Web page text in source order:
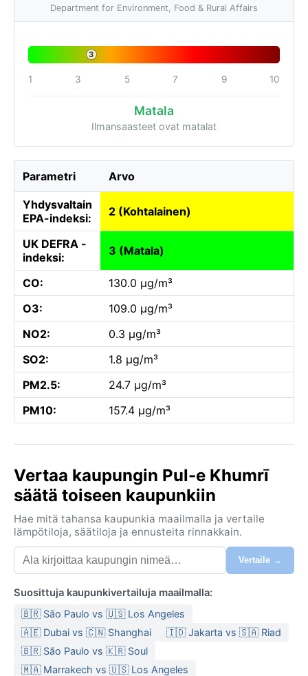
Department for Environment, Food & Rural Affairs
3
1 3 5 7 9 10
Matala
Ilmansaasteet ovat matalat
Parametri Arvo
Yhdysvaltain
EPA-indeksi:
2 (Kohtalainen)
UK DEFRA -
indeksi:
3 (Matala)
CO:
130.0 µg/m³
O3:
109.0 µg/m³
NO2:
0.3 µg/m³
SO2:
1.8 µg/m³
PM2.5:
24.7 µg/m³
PM10:
157.4 µg/m³
Vertaa kaupungin Pul-e Khumrī
säätä toiseen kaupunkiin
Hae mitä tahansa kaupunkia maailmalla ja vertaile
lämpötiloja, säätiloja ja ennusteita rinnakkain.
Vertaile →
Suosittuja kaupunkivertailuja maailmalla:
🇧🇷 São Paulo vs 🇺🇸 Los Angeles
🇦🇪 Dubai vs 🇨🇳 Shanghai
🇮🇩 Jakarta vs 🇸🇦 Riad
🇧🇷 São Paulo vs 🇰🇷 Soul
🇲🇦 Marrakech vs 🇺🇸 Los Angeles